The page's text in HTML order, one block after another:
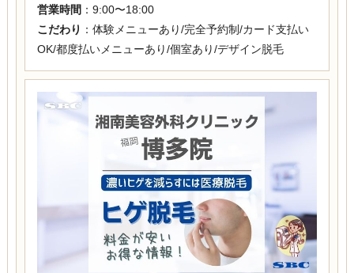
営業時間 ：9:00〜18:00
こだわり ：体験メニューあり/完全予約制/カード支払い
OK/都度払いメニューあり/個室あり/デザイン脱毛